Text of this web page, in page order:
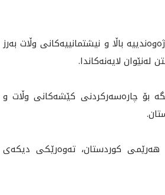
باڵا و نیشتمانییەکانی وڵات بەرز
لايه‌نه‌كاندا.
بۆ چارەسەرکردنی کێشه‌كانى وڵات و
هه‌رێمى كوردستان، ته‌وه‌رێكى ديكه‌ى